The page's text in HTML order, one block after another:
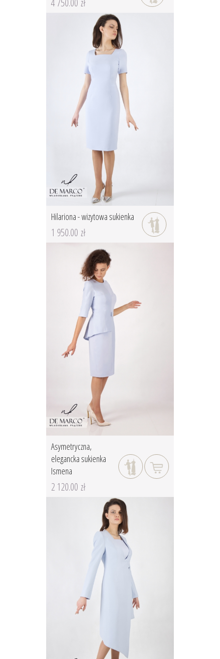
4 750.00 zł
Hilariona - wizytowa sukienka
1 950.00 zł
Asymetryczna,
elegancka sukienka
Ismena
2 120.00 zł